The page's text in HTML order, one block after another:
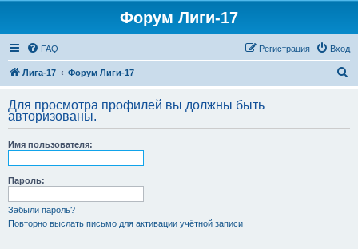
Форум Лиги-17
FAQ Вход
Регистрация
Лига-17 Форум Лиги-17
с
Для просмотра профилей вы должны быть
авторизованы.
Имя пользователя:
Пароль:
Забыли пароль?
Повторно выслать письмо для активации учётной записи